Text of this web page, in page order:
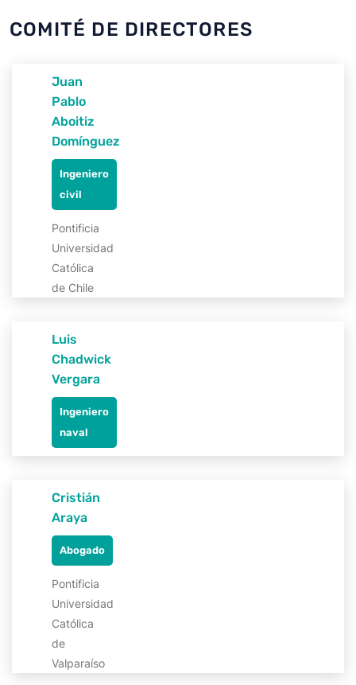
COMITÉ DE DIRECTORES
Juan
Pablo
Aboitiz
Domínguez
Ingeniero
civil
Pontificia
Universidad
Católica
de Chile
Luis
Chadwick
Vergara
Ingeniero
naval
Cristián
Araya
Abogado
Pontificia
Universidad
Católica
de
Valparaíso